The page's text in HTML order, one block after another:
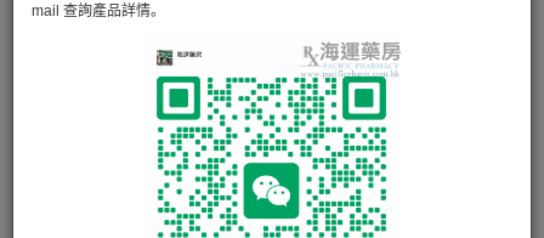
mail 查詢產品詳情。
REGOCIN-F CREAM